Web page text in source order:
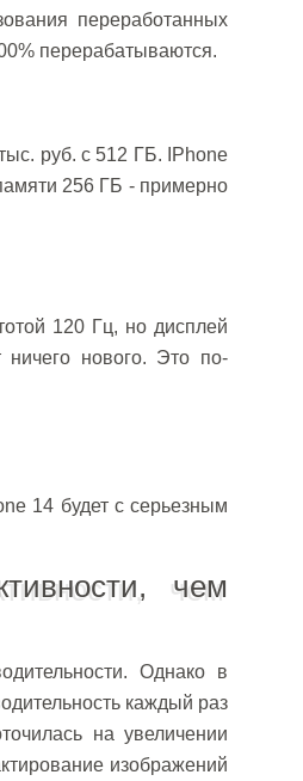
переработанных
перерабатываются.
руб. с 512 ГБ. IPhone
256 ГБ - примерно
120 Гц, но дисплей
нового. Это по-
14 будет с серьезным
чем
Однако в
каждый раз
на увеличении
изображений